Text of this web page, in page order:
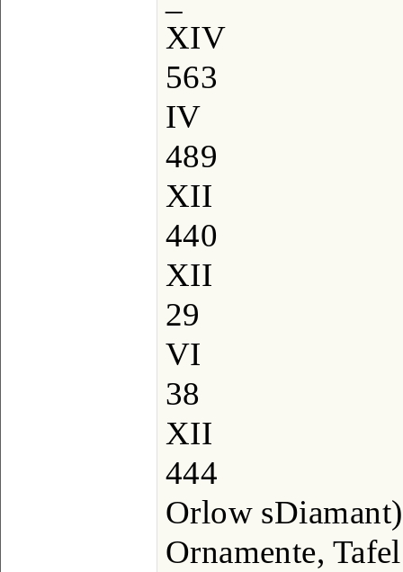
XIV
563
IV
489
XII
440
XII
29
VI
38
XII
444
Orlow
Ornamente,